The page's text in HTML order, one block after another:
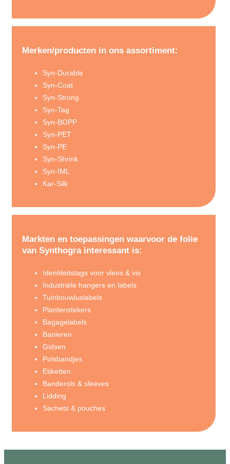
Merken/producten in ons assortiment:
Syn-Durable
Syn-Coat
Syn-Strong
Syn-Tag
Syn-BOPP
Syn-PET
Syn-PE
Syn-Shrink
Syn-IML
Kar-Silk
Markten en toepassingen waarvoor de folie
van Synthogra interessant is:
Identiteitstags voor vlees & vis
Industriële hangers en labels
Tuinbouwluslabels
Plantenstekers
Bagagelabels
Banieren
Gidsen
Polsbandjes
Etiketten
Banderols & sleeves
Lidding
Sachets & pouches